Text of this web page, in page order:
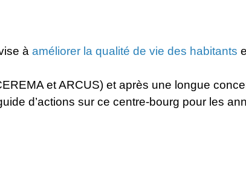
à améliorer la qualité de vie des habitants
et ARCUS) et après une longue
d’actions sur ce centre-bourg pour les